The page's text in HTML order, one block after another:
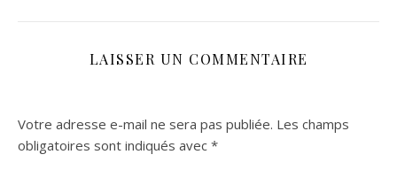
LAISSER UN COMMENTAIRE
Votre adresse e-mail ne sera pas publiée. Les champs
obligatoires sont indiqués avec *